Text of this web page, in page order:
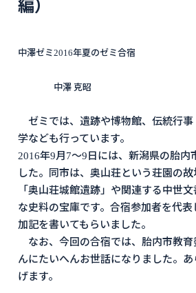
編）
中澤ゼミ2016年夏のゼミ合宿
中澤 克昭
ゼミでは、遺跡や博物館、伝統行事
学なども行っています。
2016年9月7～9日には、新潟県の胎内
した。同市は、奥山荘という荘園の
「奥山荘城館遺跡」や関連する中世
な史料の宝庫です。合宿参加者を代
加記を書いてもらいました。
なお、今回の合宿では、胎内市教育
んにたいへんお世話になりました。
げます。